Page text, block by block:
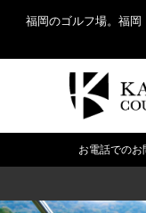
福岡のゴルフ場。福
お電話でのお